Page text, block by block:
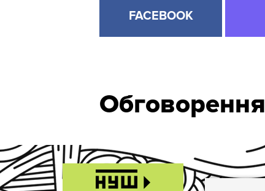
FACEBOOK
Обговорення